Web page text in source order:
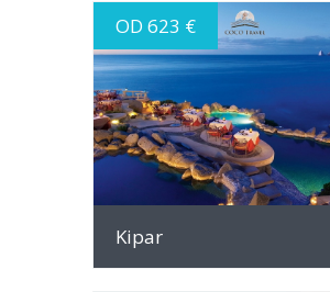
OD 623 €
INFO
Kipar